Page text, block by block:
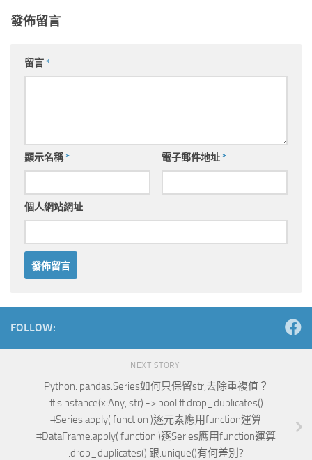
發佈留言
留言*
顯示名稱* 電子郵件地址*
個人網站網址
FOLLOW:
NEXT STORY
Python: pandas.Series如何只保留str,去除重複值？
#isinstance(x:Any, str) -> bool #.drop_duplicates()
#Series.apply( function )逐元素應用function運算
#DataFrame.apply( function )逐Series應用function運算
.drop_duplicates() 跟.unique()有何差別?